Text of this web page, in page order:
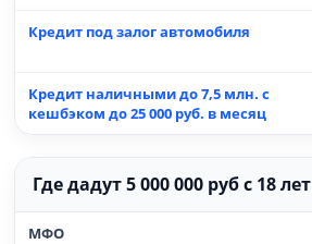
Кредит под залог автомобиля
Кредит наличными до 7,5 млн. с
кешбэком до 25 000 руб. в месяц
Где дадут 5 000 000 руб с 18 лет
МФО